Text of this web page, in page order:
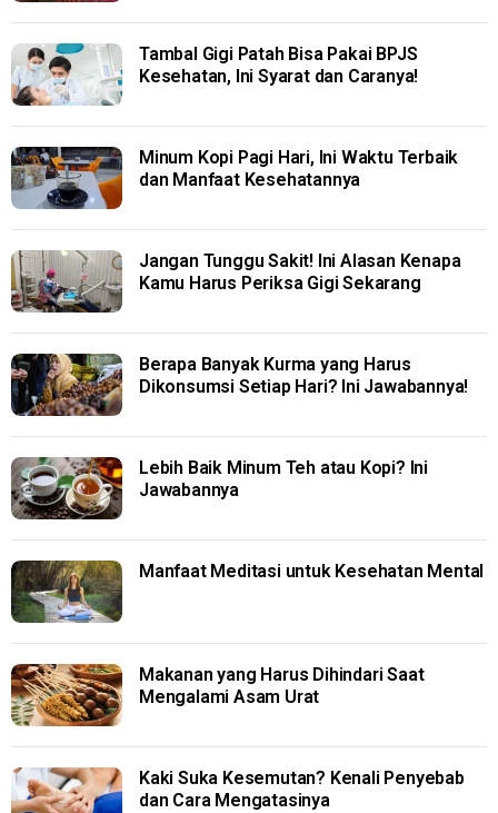
Tambal Gigi Patah Bisa Pakai BPJS
Kesehatan, Ini Syarat dan Caranya!
Minum Kopi Pagi Hari, Ini Waktu Terbaik
dan Manfaat Kesehatannya
Jangan Tunggu Sakit! Ini Alasan Kenapa
Kamu Harus Periksa Gigi Sekarang
Berapa Banyak Kurma yang Harus
Dikonsumsi Setiap Hari? Ini Jawabannya!
Lebih Baik Minum Teh atau Kopi? Ini
Jawabannya
Manfaat Meditasi untuk Kesehatan Mental
Makanan yang Harus Dihindari Saat
Mengalami Asam Urat
Kaki Suka Kesemutan? Kenali Penyebab
dan Cara Mengatasinya